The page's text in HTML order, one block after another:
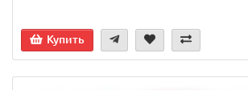
Купить